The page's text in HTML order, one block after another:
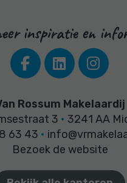
inspiratie en
Rossum Makelaardij
3 • 3241 AA
63 43 •
Bezoek de website